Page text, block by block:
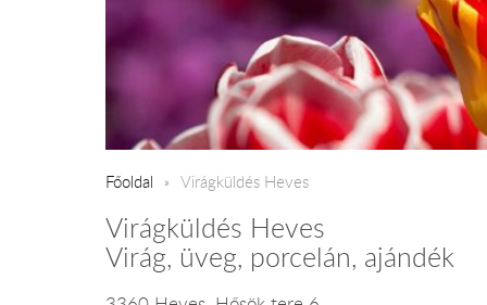
Főoldal Virágküldés Heves
Virágküldés Heves
Virág, üveg, porcelán, ajándék